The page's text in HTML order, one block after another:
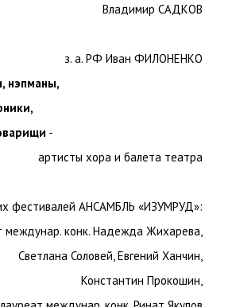
Владимир САДКОВ
з. а. РФ Иван ФИЛОНЕНКО
нэпманы,
-
артисты хора и балета театра
фестивалей АНСАМБЛЬ «ИЗУМРУД»:
междунар. конк. Надежда Жихарева,
Светлана Соловей, Евгений Ханчин,
Константин Прокошин,